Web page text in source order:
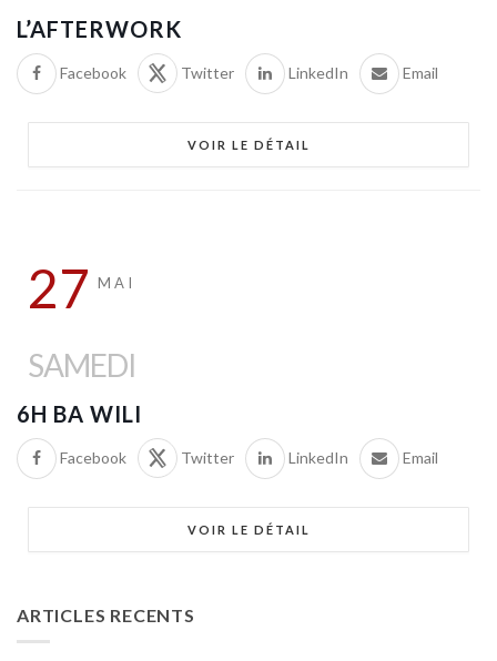
L’AFTERWORK
Facebook Twitter LinkedIn Email
VOIR LE DÉTAIL
27 MAI
SAMEDI
6H BA WILI
Facebook Twitter LinkedIn Email
VOIR LE DÉTAIL
ARTICLES RECENTS